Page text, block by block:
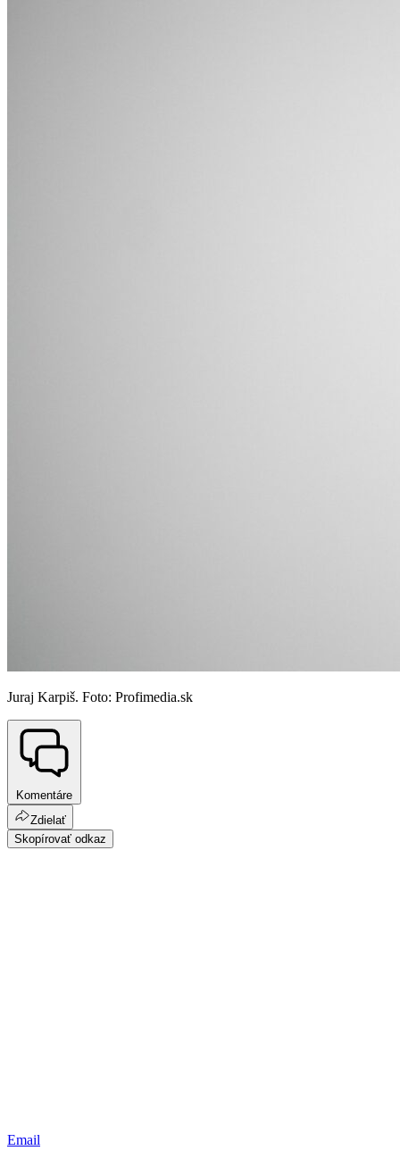
Juraj Karpiš. Foto: Profimedia.sk
Komentáre
Zdielať
Skopírovať odkaz
Email